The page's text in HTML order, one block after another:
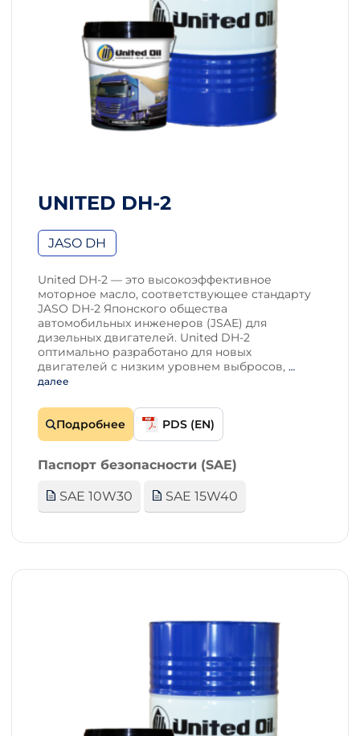
UNITED DH-2
JASO DH
United DH-2 — это высокоэффективное
моторное масло, соответствующее стандарту
JASO DH-2 Японского общества
автомобильных инженеров (JSAE) для
дизельных двигателей. United DH-2
оптимально разработано для новых
двигателей с низким уровнем выбросов,…
далее
Подробнее PDS (EN)
Паспорт безопасности (SAE)
SAE 10W30 SAE 15W40